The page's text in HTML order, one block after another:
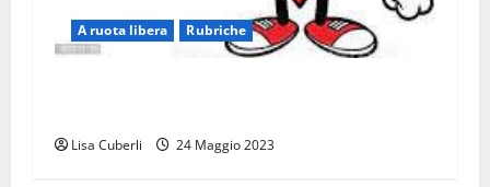
A ruota libera Rubriche
Lisa Cuberli 24 Maggio 2023